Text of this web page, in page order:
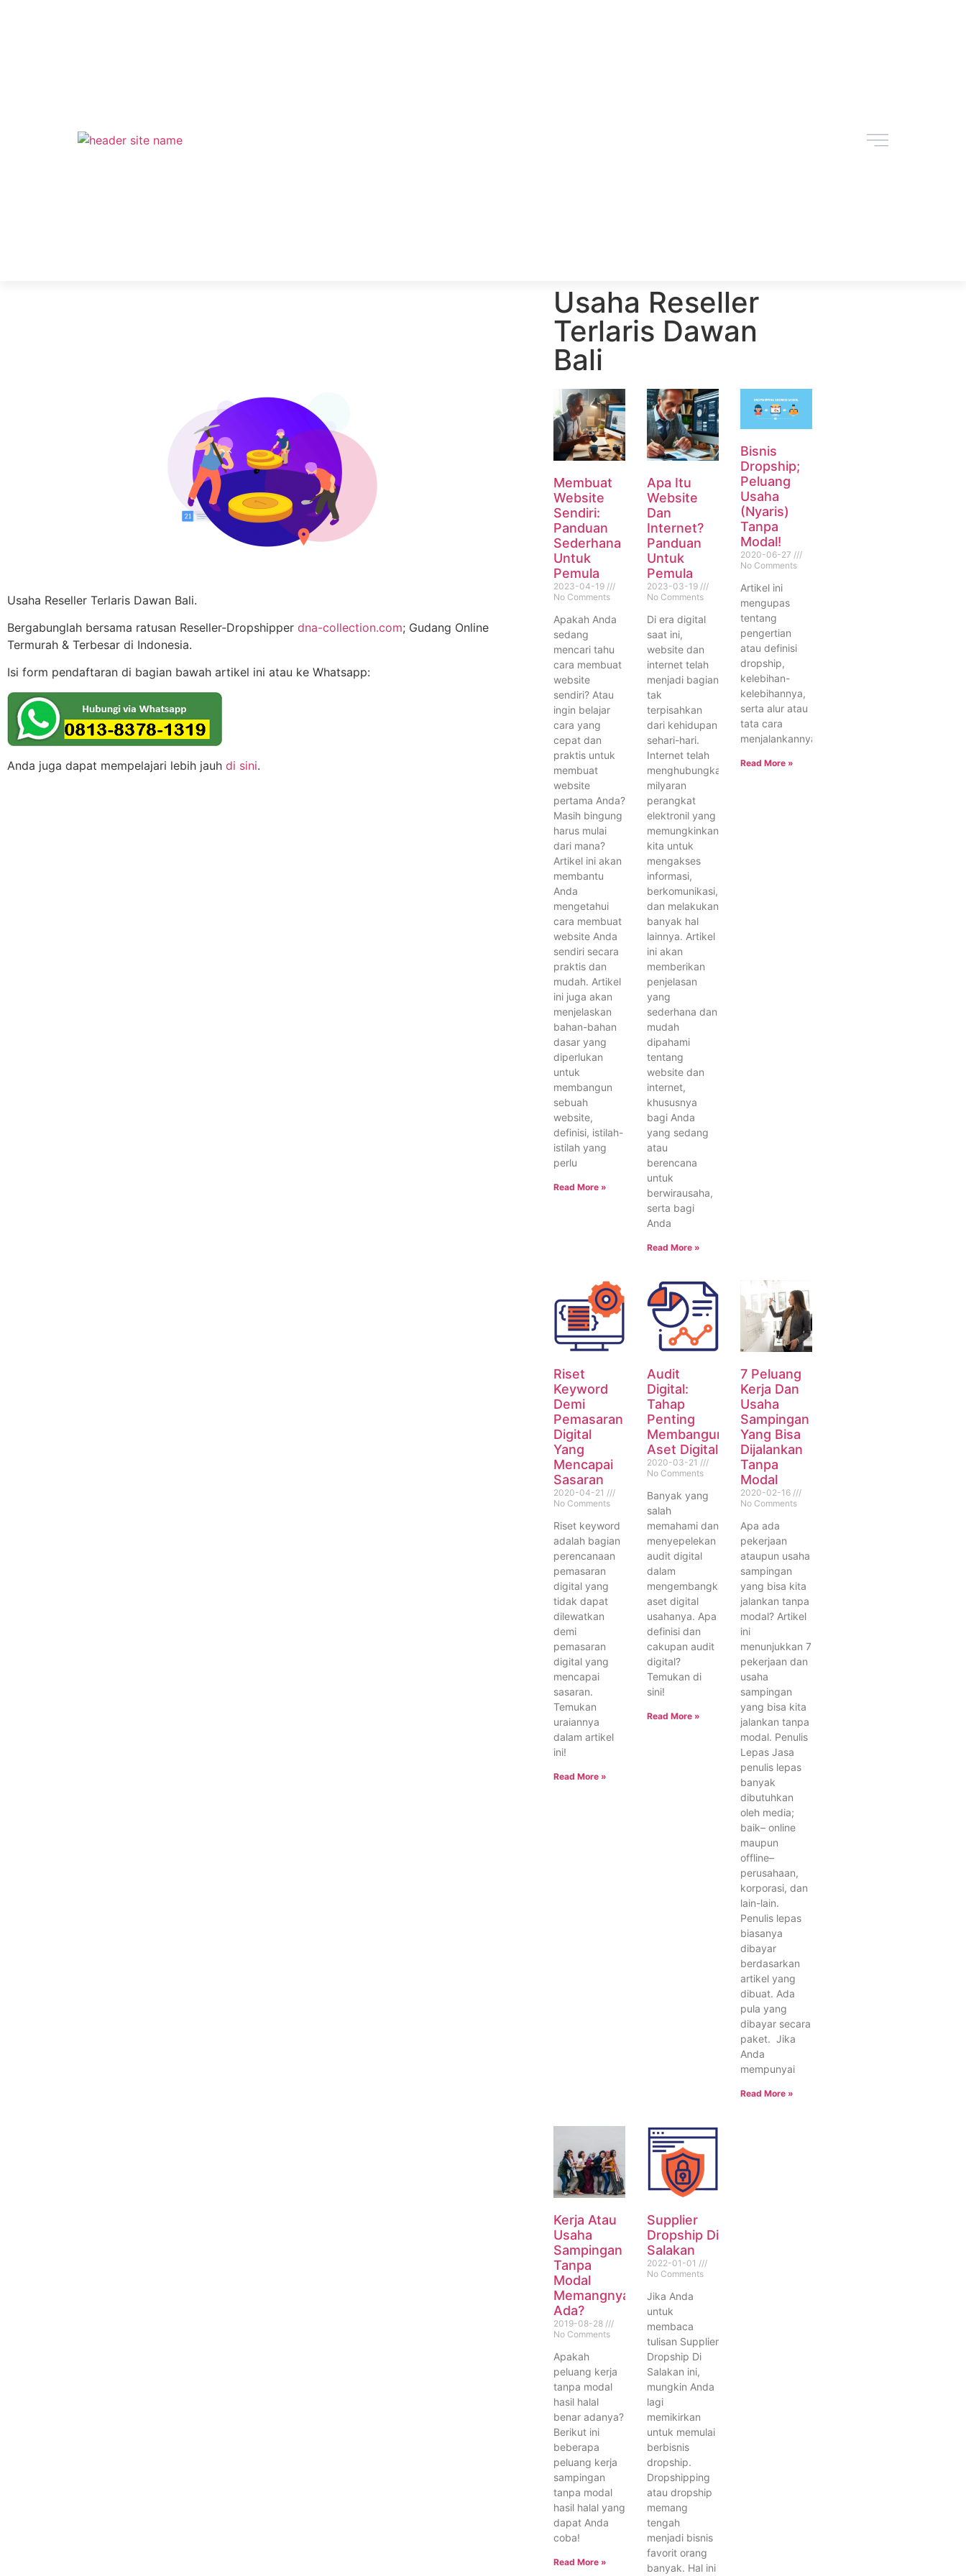
Usaha Reseller
Terlaris Dawan
Bali
Usaha Reseller Terlaris Dawan Bali.
Bergabunglah bersama ratusan Reseller-Dropshipper dna-collection.com; Gudang Online
Termurah & Terbesar di Indonesia.
Isi form pendaftaran di bagian bawah artikel ini atau ke Whatsapp:
Anda juga dapat mempelajari lebih jauh di sini.
Membuat
Website
Sendiri:
Panduan
Sederhana
Untuk
Pemula
2023-04-19
No Comments
Apakah Anda
sedang
mencari tahu
cara membuat
website
sendiri? Atau
ingin belajar
cara yang
cepat dan
praktis untuk
membuat
website
pertama Anda?
Masih bingung
harus mulai
dari mana?
Artikel ini akan
membantu
Anda
mengetahui
cara membuat
website Anda
sendiri secara
praktis dan
mudah. Artikel
ini juga akan
menjelaskan
bahan-bahan
dasar yang
diperlukan
untuk
membangun
sebuah
website,
definisi, istilah-
istilah yang
perlu
Read More »
Apa Itu
Website
Dan
Internet?
Panduan
Untuk
Pemula
2023-03-19
No Comments
Di era digital
saat ini,
website dan
internet telah
menjadi bagian
tak
terpisahkan
dari kehidupan
sehari-hari.
Internet telah
menghubungkan
milyaran
perangkat
elektronil yang
memungkinkan
kita untuk
mengakses
informasi,
berkomunikasi,
dan melakukan
banyak hal
lainnya. Artikel
ini akan
memberikan
penjelasan
yang
sederhana dan
mudah
dipahami
tentang
website dan
internet,
khususnya
bagi Anda
yang sedang
atau
berencana
untuk
berwirausaha,
serta bagi
Anda
Read More »
Bisnis
Dropship;
Peluang
Usaha
(Nyaris)
Tanpa
Modal!
2020-06-27
No Comments
Artikel ini
mengupas
tentang
pengertian
atau definisi
dropship,
kelebihan-
kelebihannya,
serta alur atau
tata cara
menjalankannya.
Read More »
Riset
Keyword
Demi
Pemasaran
Digital
Yang
Mencapai
Sasaran
2020-04-21
No Comments
Riset keyword
adalah bagian
perencanaan
pemasaran
digital yang
tidak dapat
dilewatkan
demi
pemasaran
digital yang
mencapai
sasaran.
Temukan
uraiannya
dalam artikel
ini!
Read More »
Audit
Digital:
Tahap
Penting
Membangun
Aset Digital
2020-03-21
No Comments
Banyak yang
salah
memahami dan
menyepelekan
audit digital
dalam
mengembangkan
aset digital
usahanya. Apa
definisi dan
cakupan audit
digital?
Temukan di
sini!
Read More »
7 Peluang
Kerja Dan
Usaha
Sampingan
Yang Bisa
Dijalankan
Tanpa
Modal
2020-02-16
No Comments
Apa ada
pekerjaan
ataupun usaha
sampingan
yang bisa kita
jalankan tanpa
modal? Artikel
ini
menunjukkan 7
pekerjaan dan
usaha
sampingan
yang bisa kita
jalankan tanpa
modal. Penulis
Lepas Jasa
penulis lepas
banyak
dibutuhkan
oleh media;
baik– online
maupun
offline–
perusahaan,
korporasi, dan
lain-lain.
Penulis lepas
biasanya
dibayar
berdasarkan
artikel yang
dibuat. Ada
pula yang
dibayar secara
paket. Jika
Anda
mempunyai
Read More »
Kerja Atau
Usaha
Sampingan
Tanpa
Modal
Memangnya
Ada?
2019-08-28
No Comments
Apakah
peluang kerja
tanpa modal
hasil halal
benar adanya?
Berikut ini
beberapa
peluang kerja
sampingan
tanpa modal
hasil halal yang
dapat Anda
coba!
Read More »
Supplier
Dropship Di
Salakan
2022-01-01
No Comments
Jika Anda
untuk
membaca
tulisan Supplier
Dropship Di
Salakan ini,
mungkin Anda
lagi
memikirkan
untuk memulai
berbisnis
dropship.
Dropshipping
atau dropship
memang
tengah
menjadi bisnis
favorit orang
banyak. Hal ini